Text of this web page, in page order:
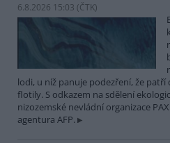
6.8.2026 15:03 (ČTK)
lodi, u níž panuje podezření, že
flotily. S odkazem na sdělení
nizozemské nevládní organizace
agentura AFP.